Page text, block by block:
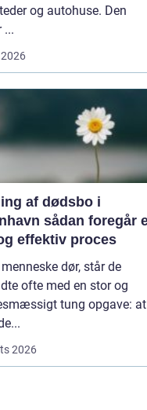
og autohuse. Den
...
af dødsbo i
foregår en
effektiv proces
dør, står de
ofte med en stor og
tung opgave: at
2026